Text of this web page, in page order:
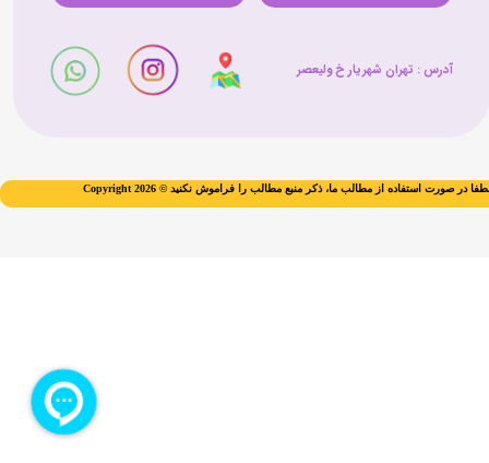
آدرس : تهران شهریار خ ولیعصر​​​​​​​